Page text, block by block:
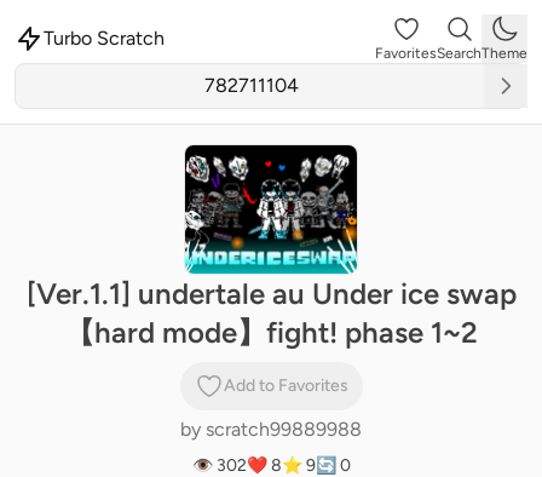
Turbo Scratch
FavoritesSearchTheme
[Ver.1.1] undertale au Under ice swap
【hard mode】fight! phase 1~2
Add to Favorites
by scratch99889988
👁 302❤️ 8⭐ 9🔄 0